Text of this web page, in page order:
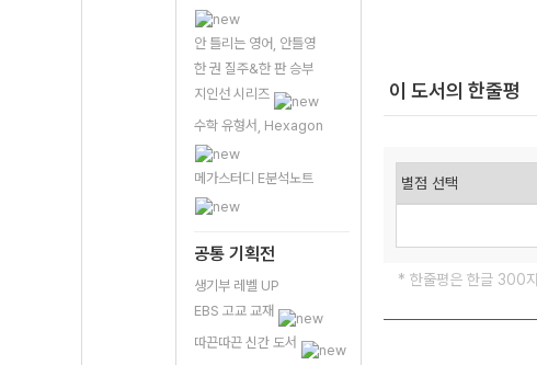
안 틀리는 영어, 안틀영
한 권 질주&한 판 승부
지인선 시리즈
수학 유형서, Hexagon
메가스터디 E분석노트
공통 기획전
생기부 레벨 UP
EBS 고교 교재
따끈따끈 신간 도서
이 도서의 한줄평
* 한줄평은 한글 300